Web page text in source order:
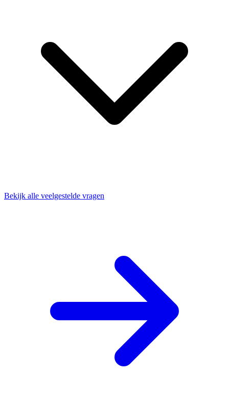
Bekijk alle veelgestelde vragen